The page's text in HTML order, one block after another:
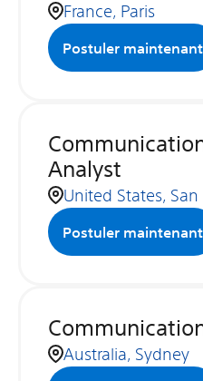
France, Paris
Postuler maintenant
Analyst
United States,
Postuler maintenant
Australia, Sydney